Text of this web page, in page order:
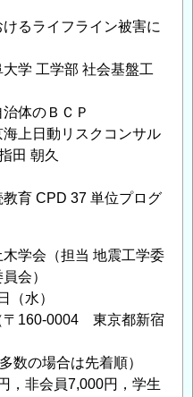
るライフライン被害に
社会基盤工
体のＢＣＰ
クコンサル
田 朝久
育 CPD 37 単位プログ
学会（担当 地震工学委
会）
水）
160-0004 東京都新宿
数の場合は先着順）
，非会員7,000円，学生